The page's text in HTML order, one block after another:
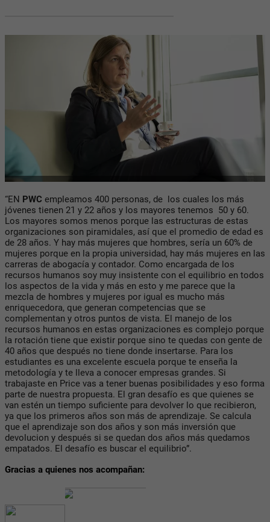
“EN PWC empleamos 400 personas, de los cuales los más
jóvenes tienen 21 y 22 años y los mayores tenemos 50 y 60.
Los mayores somos menos porque las estructuras de estas
organizaciones son piramidales, así que el promedio de edad es
de 28 años. Y hay más mujeres que hombres, sería un 60% de
mujeres porque en la propia universidad, hay más mujeres en las
carreras de abogacía y contador. Como encargada de los
recursos humanos soy muy insistente con el equilibrio en todos
los aspectos de la vida y más en esto y me parece que la
mezcla de hombres y mujeres por igual es mucho más
enriquecedora, que generan competencias que se
complementan y otros puntos de vista. El manejo de los
recursos humanos en estas organizaciones es complejo porque
la rotación tiene que existir porque sino te quedas con gente de
40 años que después no tiene donde insertarse. Para los
estudiantes es una excelente escuela porque te enseña la
metodología y te lleva a conocer empresas grandes. Si
trabajaste en Price vas a tener buenas posibilidades y eso forma
parte de nuestra propuesta. El gran desafío es que quienes se
van estén un tiempo suficiente para devolver lo que recibieron,
ya que los primeros años son más de aprendizaje. Se calcula
que el aprendizaje son dos años y son más inversión que
devolucion y después si se quedan dos años más quedamos
empatados. El desafío es buscar el equilibrio”.
Gracias a quienes nos acompañan: